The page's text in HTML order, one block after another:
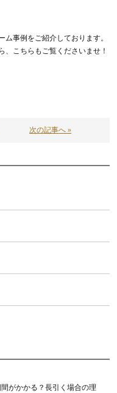
事例をご紹介しております。
、こちらもご覧くださいませ！
次の記事へ »
がかかる？長引く場合の理